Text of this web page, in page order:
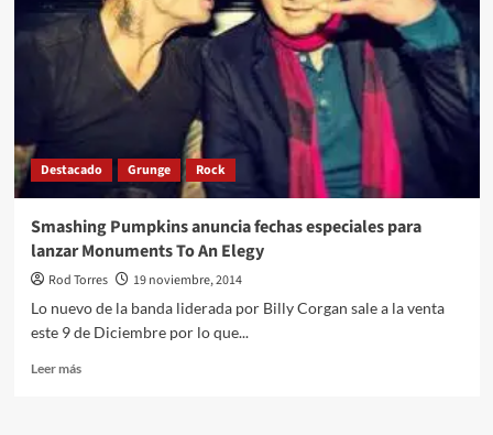
Destacado Grunge Rock
Smashing Pumpkins anuncia fechas especiales para
lanzar Monuments To An Elegy
Rod Torres
19 noviembre, 2014
Lo nuevo de la banda liderada por Billy Corgan sale a la venta
este 9 de Diciembre por lo que...
Leer másLeer